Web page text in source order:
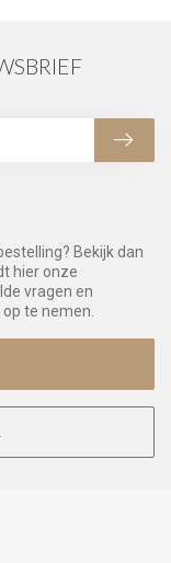
Bekijk dan
hier onze
vragen en
te nemen.